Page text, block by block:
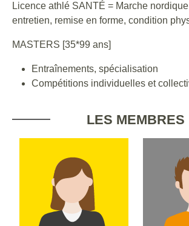
Licence athlé SANTÉ = Marche
entretien, remise en forme, condition
MASTERS [35*99 ans]
Entraînements, spécialisation
Compétitions individuelles et
LES MEMBRES